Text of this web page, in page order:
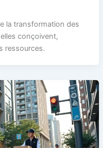
la transformation des
conçoivent,
ressources.